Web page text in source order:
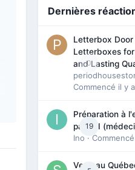
Dernières
0
Letterbox Door
Letterboxes
and Lasting
Commencé il y
19
Préparation à
partie I
Ino · Commencé
Venir au